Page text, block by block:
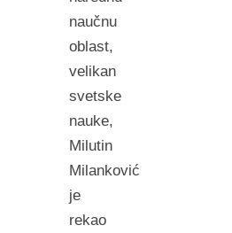
naučnu
oblast,
velikan
svetske
nauke,
Milutin
Milanković
je
rekao